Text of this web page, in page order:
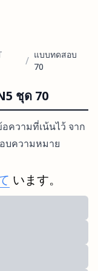
/ แบบทดสอบ
70
ชุด 70
ความที่เน้นไว้ จาก
บความหมาย
います。